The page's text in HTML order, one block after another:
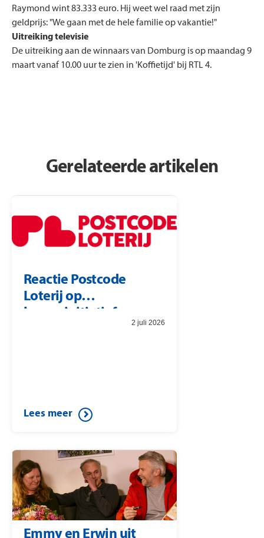
Raymond wint 83.333 euro. Hij weet wel raad met zijn
geldprijs: "We gaan met de hele familie op vakantie!"
Uitreiking televisie
De uitreiking aan de winnaars van Domburg is op maandag 9
maart vanaf 10.00 uur te zien in 'Koffietijd' bij RTL 4.
Gerelateerde artikelen
Reactie Postcode
Loterij op
burgerinitiatief
2 juli 2026
Lees meer
Emmy en Erwin uit